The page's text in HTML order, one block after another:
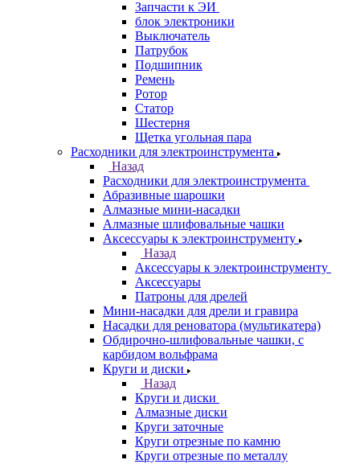
Запчасти к ЭИ
блок электроники
Выключатель
Патрубок
Подшипник
Ремень
Ротор
Статор
Шестерня
Щетка угольная пара
Расходники для электроинструмента
Назад
Расходники для электроинструмента
Абразивные шарошки
Алмазные мини-насадки
Алмазные шлифовальные чашки
Аксессуары к электроинструменту
Назад
Аксессуары к электроинструменту
Аксессуары
Патроны для дрелей
Мини-насадки для дрели и гравира
Насадки для реноватора (мультикатера)
Обдирочно-шлифовальные чашки, с
карбидом вольфрама
Круги и диски
Назад
Круги и диски
Алмазные диски
Круги заточные
Круги отрезные по камню
Круги отрезные по металлу